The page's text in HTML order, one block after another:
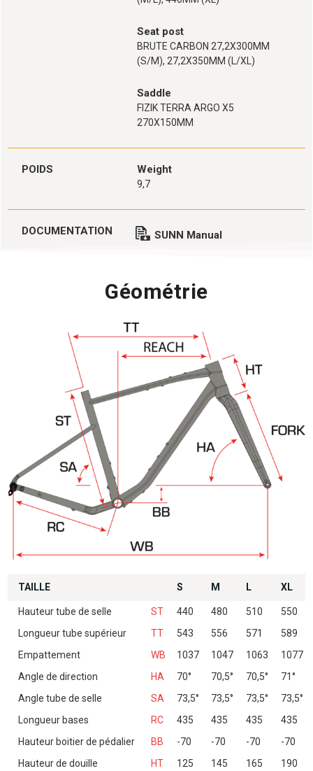
Seat post
BRUTE CARBON 27,2X300MM
(S/M), 27,2X350MM (L/XL)
Saddle
FIZIK TERRA ARGO X5
270X150MM
POIDS Weight
9,7
DOCUMENTATION SUNN Manual
Géométrie
TAILLE S M L XL
Hauteur tube de selle ST 440 480 510
550
Longueur tube supérieur
TT 543 556 571
589
Empattement
WB 1037 1047 1063
1077
Angle de direction
HA 70° 70,5° 70,5°
71°
Angle tube de selle
SA 73,5° 73,5° 73,5°
73,5°
Longueur bases
RC 435 435 435
435
Hauteur boitier de pédalier
BB -70 -70 -70
-70
Hauteur de douille
HT 125 145 165
190